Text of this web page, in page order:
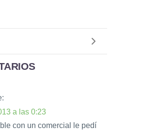
a las 0:23
con un comercial le pedí